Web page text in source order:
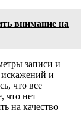
внимание на
записи и
искажений и
что все
что нет
на качество